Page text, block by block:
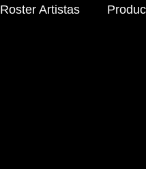
Roster Artistas